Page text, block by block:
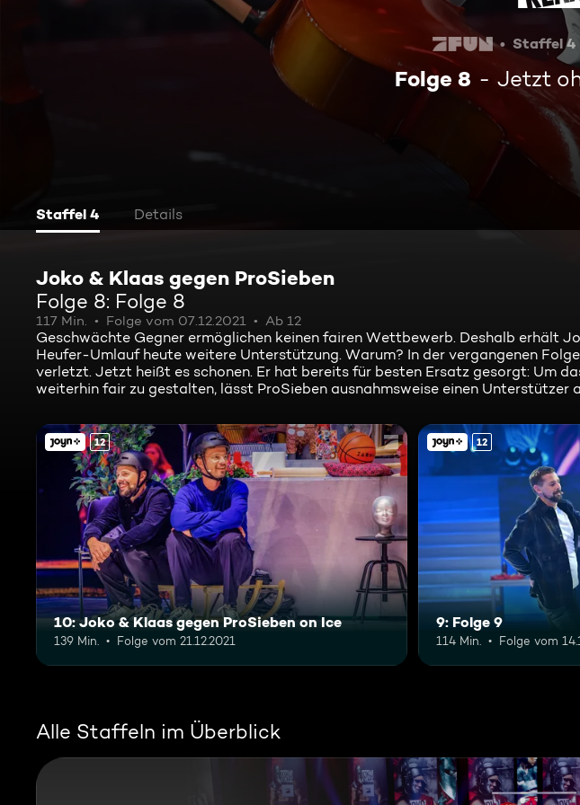
Staffel 4
Folge 8 Jetzt
Staffel 4 Details
Joko & Klaas gegen ProSieben
Folge 8: Folge 8
117 Min. Folge vom 07.12.2021 Ab 12
Geschwächte Gegner ermöglichen keinen fairen Wettbewerb. Deshalb erhält
Heufer-Umlauf heute weitere Unterstützung. Warum? In der vergangenen
verletzt. Jetzt heißt es schonen. Er hat bereits für besten Ersatz gesorgt: Um
weiterhin fair zu gestalten, lässt ProSieben ausnahmsweise einen Unterstützer
12
10: Joko & Klaas gegen ProSieben on Ice
139 Min. Folge vom 21.12.2021
12
9: Folge 9
114 Min. Folge vom
Alle Staffeln im Überblick